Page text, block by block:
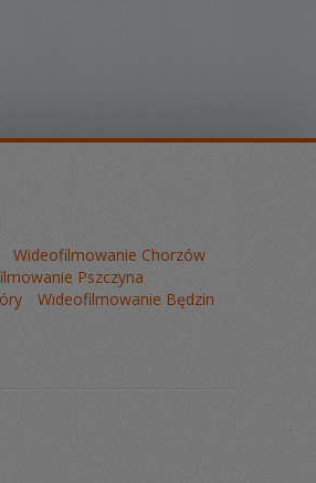
Wideofilmowanie Chorzów
Pszczyna
Wideofilmowanie Będzin